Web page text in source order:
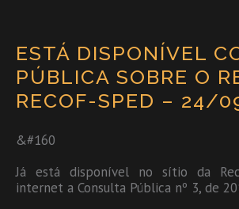
ESTÁ DISPONÍVEL
PÚBLICA SOBRE O
RECOF-SPED – 24/
&#160
Já está disponível no sítio da
internet a Consulta Pública nº 3, de